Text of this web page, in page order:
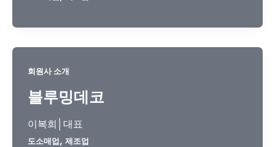
회원사 소개
블루밍데코
이복희│대표
도소매업 , 제조업